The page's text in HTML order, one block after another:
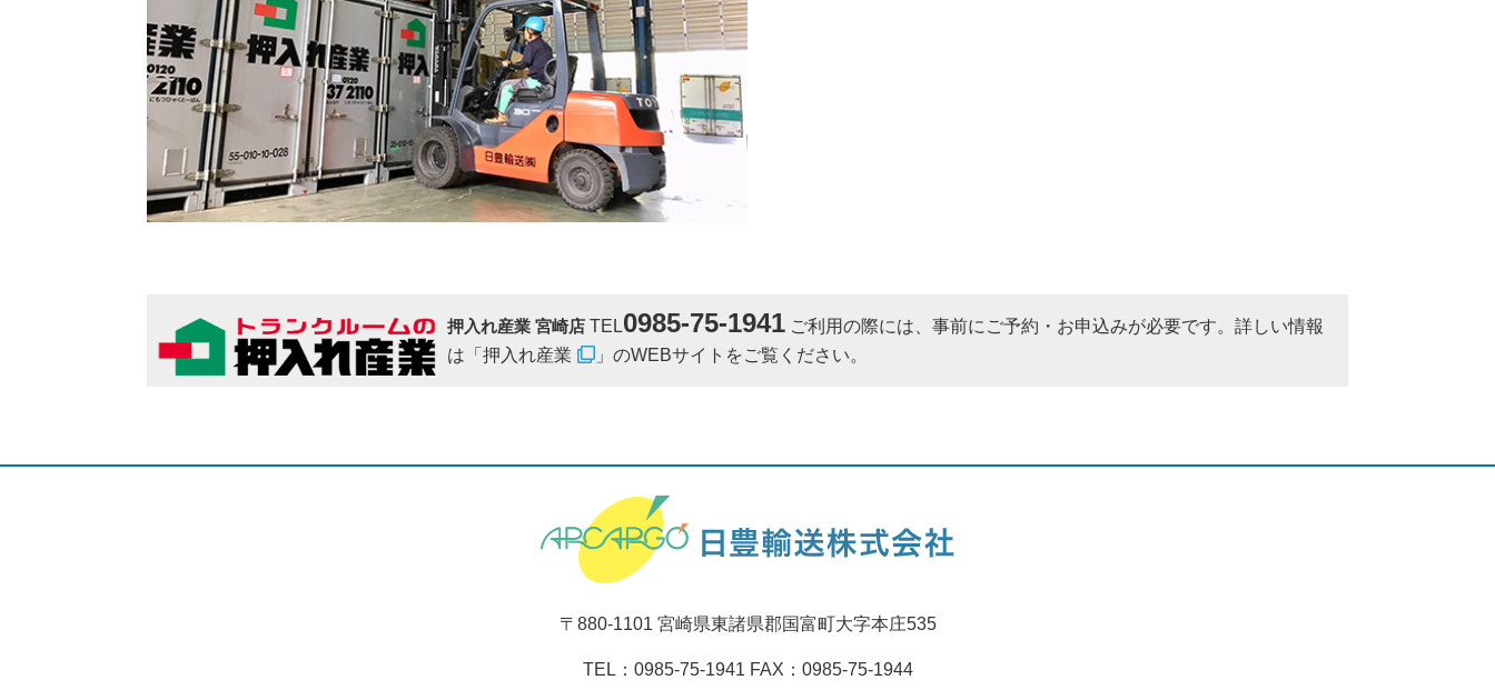
押入れ産業 宮崎店 TEL0985-75-1941 ご利用の際には、事前にご予約・お申込みが必要です。詳しい情報
は「 押入れ産業 」のWEBサイトをご覧ください。
〒880-1101 宮崎県東諸県郡国富町大字本庄535
TEL：0985-75-1941 FAX：0985-75-1944